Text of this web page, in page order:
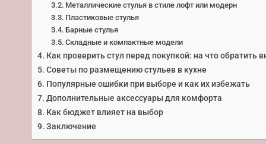
Металлические стулья в стиле лофт или модерн
Пластиковые стулья
Барные стулья
Складные и компактные модели
Как проверить стул перед покупкой: на что обратить
Советы по размещению стульев в кухне
Популярные ошибки при выборе и как их избежать
Дополнительные аксессуары для комфорта
Как бюджет влияет на выбор
Заключение